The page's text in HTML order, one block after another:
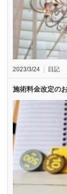
2023/3/24 日記
施術料金改定の